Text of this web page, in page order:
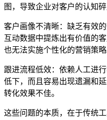
图，导致企业对客户的认知
客户画像不清晰：缺乏有效
互动数据中提炼出有价值的
也无法实施个性化的营销策略
跟进流程低效：依赖人工进
低下，而且容易出现遗漏和
转化效果不佳。
这些问题的本质，在于传统